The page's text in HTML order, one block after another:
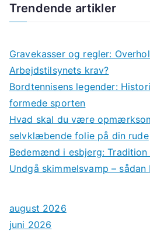
Trendende artikler
Gravekasser og regler:
Arbejdstilsynets krav?
Bordtennisens legender:
formede sporten
Hvad skal du være
selvklæbende folie på din rude
Bedemænd i esbjerg:
Undgå skimmelsvamp –
august 2026
juni 2026